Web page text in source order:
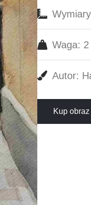
Waga: 2
Autor:
Kup obraz